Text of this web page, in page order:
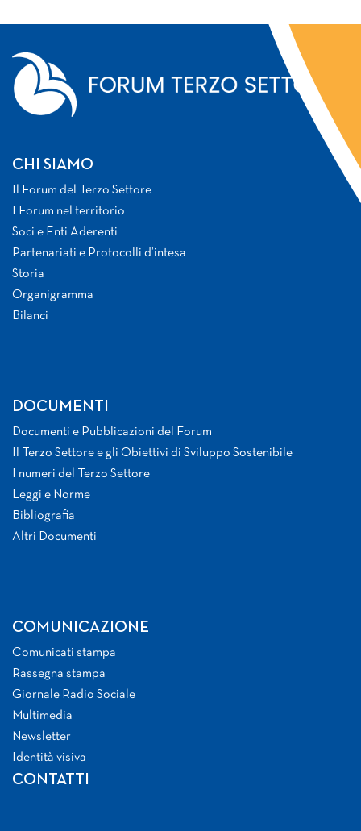
CHI SIAMO
Il Forum del Terzo Settore
I Forum nel territorio
Soci e Enti Aderenti
Partenariati e Protocolli d’intesa
Storia
Organigramma
Bilanci
DOCUMENTI
Documenti e Pubblicazioni del Forum
Il Terzo Settore e gli Obiettivi di Sviluppo Sostenibile
I numeri del Terzo Settore
Leggi e Norme
Bibliografia
Altri Documenti
COMUNICAZIONE
Comunicati stampa
Rassegna stampa
Giornale Radio Sociale
Multimedia
Newsletter
Identità visiva
CONTATTI